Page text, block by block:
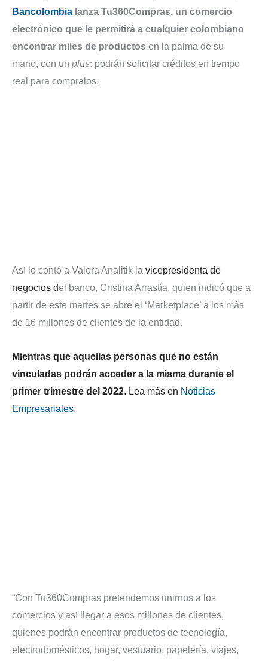
Bancolombia lanza Tu360Compras, un comercio
electrónico que le permitirá a cualquier colombiano
encontrar miles de productos en la palma de su
mano, con un plus: podrán solicitar créditos en tiempo
real para compralos.
Así lo contó a Valora Analitik la vicepresidenta de
negocios del banco, Cristina Arrastía, quien indicó que a
partir de este martes se abre el ‘Marketplace’ a los más
de 16 millones de clientes de la entidad.
Mientras que aquellas personas que no están
vinculadas podrán acceder a la misma durante el
primer trimestre del 2022. Lea más en Noticias
Empresariales.
“Con Tu360Compras pretendemos unirnos a los
comercios y así llegar a esos millones de clientes,
quienes podrán encontrar productos de tecnología,
electrodomésticos, hogar, vestuario, papelería, viajes,